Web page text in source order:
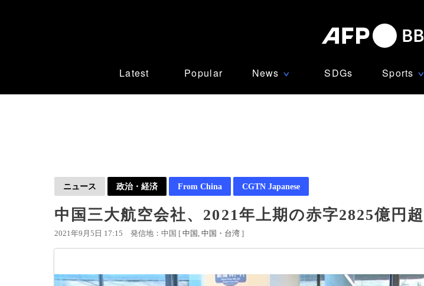
Latest Popular News ∨ SDGs Sports ∨
ニュース 政治・経済 From China CGTN Japanese
中国三大航空会社、2021年上期の赤字2825億円超
2021年9月5日 17:15 発信地：中国 [ 中国 中国・台湾 ]